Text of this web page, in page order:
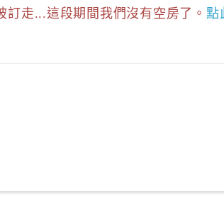
訂走...這段期間我們沒有空房了。 點